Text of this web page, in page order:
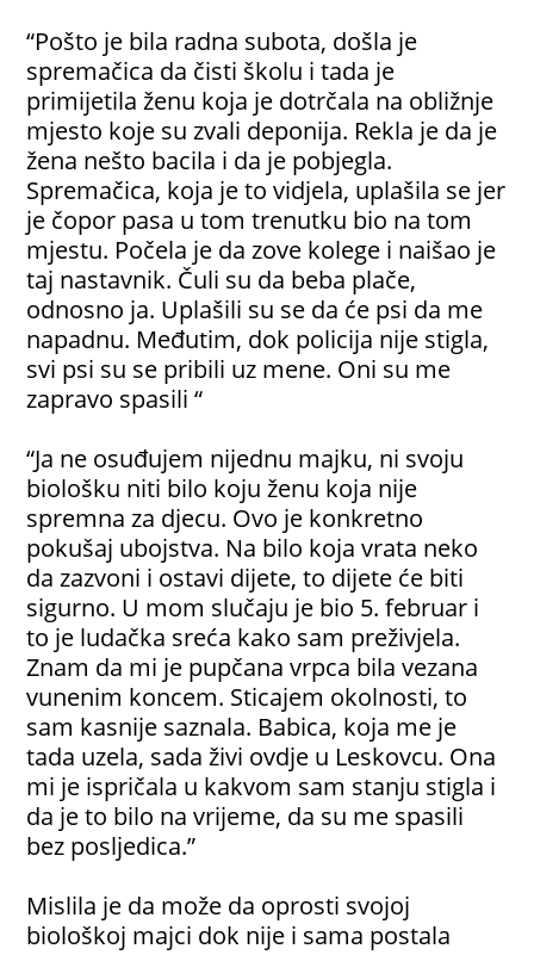
“Pošto je bila radna subota, došla je
spremačica da čisti školu i tada je
primijetila ženu koja je dotrčala na obližnje
mjesto koje su zvali deponija. Rekla je da je
žena nešto bacila i da je pobjegla.
Spremačica, koja je to vidjela, uplašila se jer
je čopor pasa u tom trenutku bio na tom
mjestu. Počela je da zove kolege i naišao je
taj nastavnik. Čuli su da beba plače,
odnosno ja. Uplašili su se da će psi da me
napadnu. Međutim, dok policija nije stigla,
svi psi su se pribili uz mene. Oni su me
zapravo spasili “
“Ja ne osuđujem nijednu majku, ni svoju
biološku niti bilo koju ženu koja nije
spremna za djecu. Ovo je konkretno
pokušaj ubojstva. Na bilo koja vrata neko
da zazvoni i ostavi dijete, to dijete će biti
sigurno. U mom slučaju je bio 5. februar i
to je ludačka sreća kako sam preživjela.
Znam da mi je pupčana vrpca bila vezana
vunenim koncem. Sticajem okolnosti, to
sam kasnije saznala. Babica, koja me je
tada uzela, sada živi ovdje u Leskovcu. Ona
mi je ispričala u kakvom sam stanju stigla i
da je to bilo na vrijeme, da su me spasili
bez posljedica.”
Mislila je da može da oprosti svojoj
biološkoj majci dok nije i sama postala